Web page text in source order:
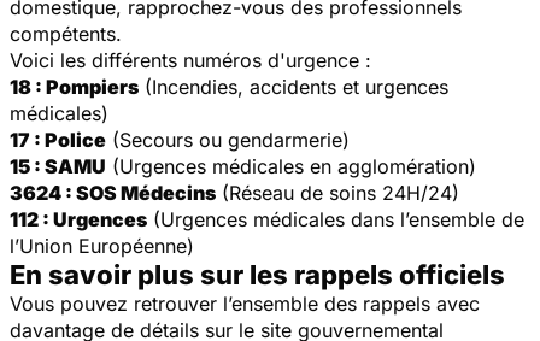
domestique, rapprochez-vous des professionnels
compétents.
Voici les différents numéros d'urgence :
18 : Pompiers (Incendies, accidents et urgences
médicales)
17 : Police (Secours ou gendarmerie)
15 : SAMU (Urgences médicales en agglomération)
3624 : SOS Médecins (Réseau de soins 24H/24)
112 : Urgences (Urgences médicales dans l’ensemble de
l’Union Européenne)
En savoir plus sur les rappels officiels
Vous pouvez retrouver l’ensemble des rappels avec
davantage de détails sur le site gouvernemental